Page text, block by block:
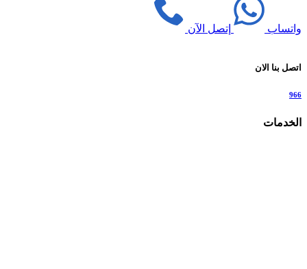
واتساب إتصل الآن
اتصل بنا الان
966
الخدمات